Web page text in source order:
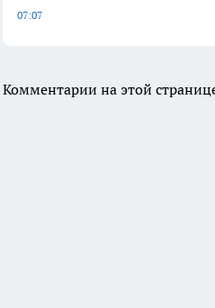
07:07
Комментарии на этой